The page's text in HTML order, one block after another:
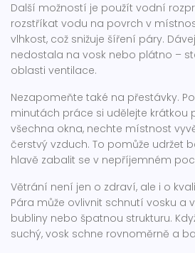
Další možností je použít vodní
rozstříkat vodu na povrch v
vlhkost, což snižuje šíření páry.
nedostala na vosk nebo plátno –
oblasti ventilace.
Nezapomeňte také na přestávky.
minutách práce si udělejte krátkou
všechna okna, nechte místnost
čerstvý vzduch. To pomůže udržet
hlavě zabalit se v nepříjemném
Větrání není jen o zdraví, ale i o
Pára může ovlivnit schnutí vosku a
bubliny nebo špatnou strukturu.
suchý, vosk schne rovnoměrně a